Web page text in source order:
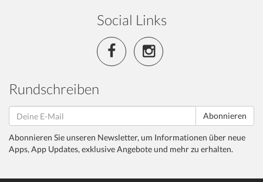
Social Links
Rundschreiben
Abonnieren
Abonnieren Sie unseren Newsletter, um Informationen über neue
Apps, App Updates, exklusive Angebote und mehr zu erhalten.